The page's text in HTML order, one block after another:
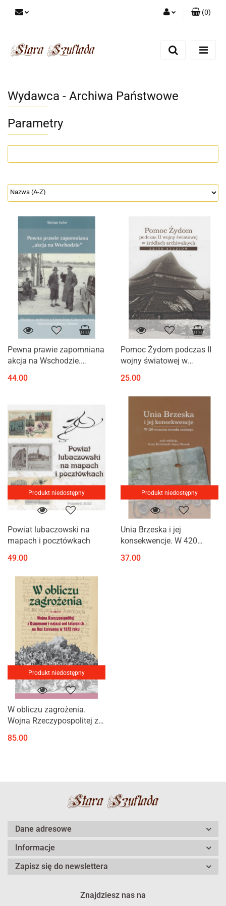
Zarejestruj się
(0)
Wydawca - Archiwa Państwowe
Parametry
Pewna prawie zapomniana
akcja na Wschodzie.
Generalnym
Ukraina
44.00
Pomoc Żydom podczas II
wojny światowej w
Zbiór studiów
25.00
Produkt niedostępny
Powiat lubaczowski na
mapach i pocztówkach
49.00
Produkt niedostępny
Unia Brzeska i jej
konsekwencje. W 420
37.00
Produkt niedostępny
W obliczu zagrożenia.
Wojna Rzeczypospolitej z
tatarskich na Ruś
85.00
Dane adresowe
Informacje
Zapisz się do newslettera
Znajdziesz nas na